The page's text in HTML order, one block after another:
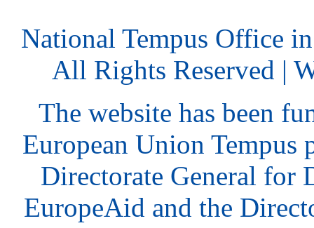
National Tempus Office
All Rights Reserved |
The website has been
European Union Tempus
Directorate General for
EuropeAid and the